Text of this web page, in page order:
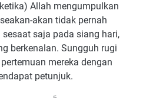
Allah mengumpulkan
akan tidak pernah
saja pada siang hari,
berkenalan. Sungguh rugi
mereka dengan
petunjuk.